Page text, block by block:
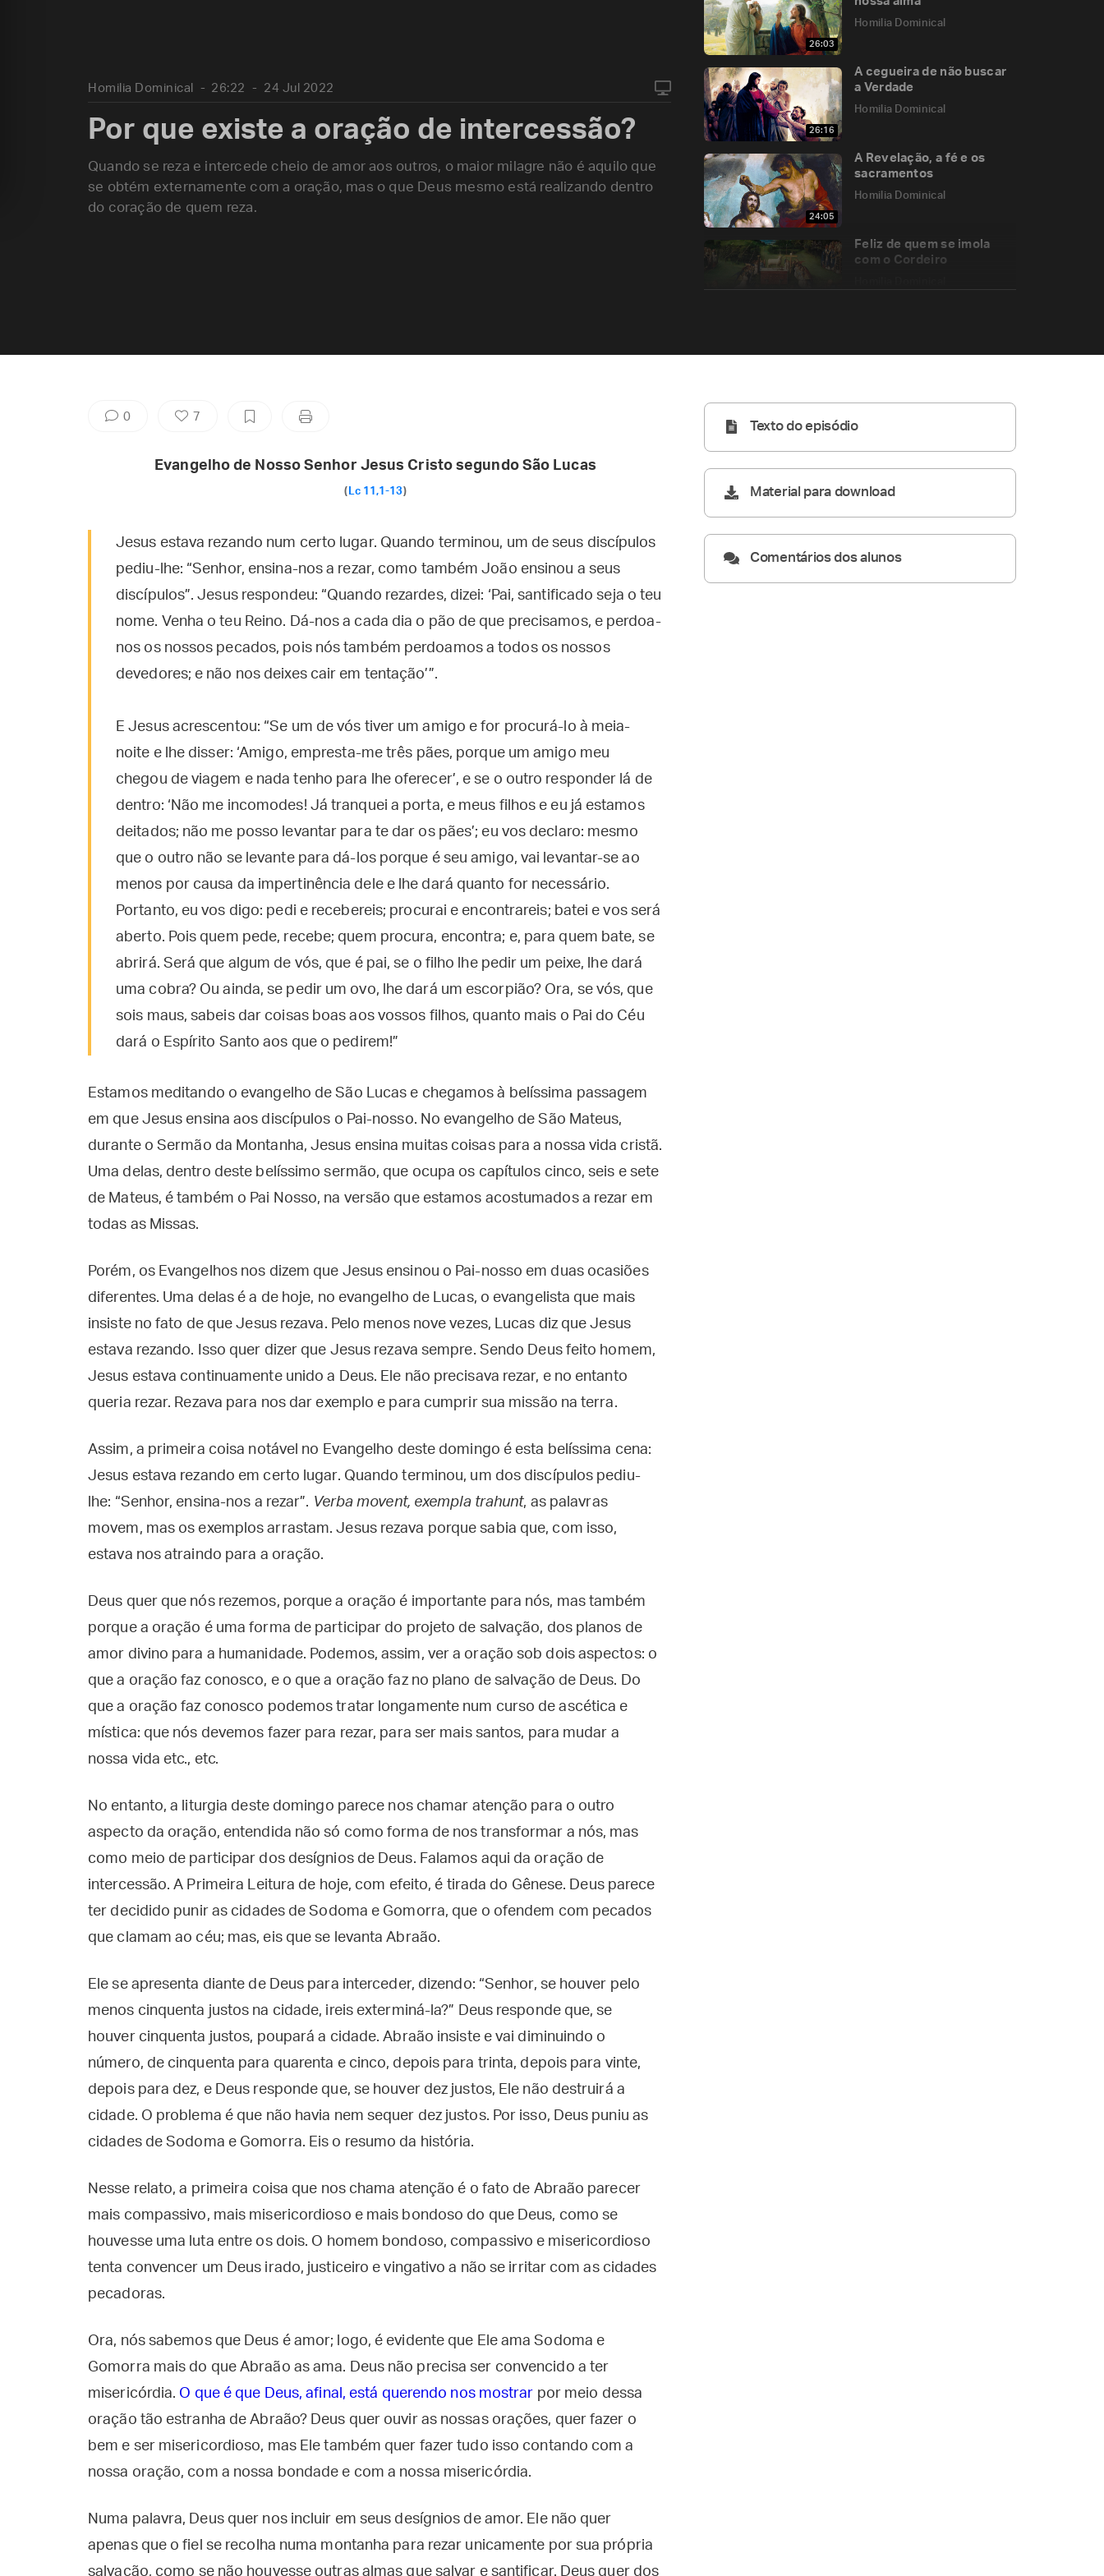
26:03
Homilia Dominical
26:16
A cegueira de não buscar
a Verdade
Homilia Dominical
24:05
A Revelação, a fé e os
sacramentos
Homilia Dominical
Feliz de quem se imola
com o Cordeiro
Homilia Dominical
Homilia Dominical 26:22 24 Jul 2022
Por que existe a oração de intercessão?
Quando se reza e intercede cheio de amor aos outros, o maior milagre não é aquilo que
se obtém externamente com a oração, mas o que Deus mesmo está realizando dentro
do coração de quem reza.
0 7
Evangelho de Nosso Senhor Jesus Cristo segundo São Lucas
( Lc 11,1-13)
Jesus estava rezando num certo lugar. Quando terminou, um de seus discípulos
pediu-lhe: “Senhor, ensina-nos a rezar, como também João ensinou a seus
discípulos”. Jesus respondeu: “Quando rezardes, dizei: ‘Pai, santificado seja o teu
nome. Venha o teu Reino. Dá-nos a cada dia o pão de que precisamos, e perdoa-
nos os nossos pecados, pois nós também perdoamos a todos os nossos
devedores; e não nos deixes cair em tentação’”.
E Jesus acrescentou: “Se um de vós tiver um amigo e for procurá-lo à meia-
noite e lhe disser: ‘Amigo, empresta-me três pães, porque um amigo meu
chegou de viagem e nada tenho para lhe oferecer’, e se o outro responder lá de
dentro: ‘Não me incomodes! Já tranquei a porta, e meus filhos e eu já estamos
deitados; não me posso levantar para te dar os pães’; eu vos declaro: mesmo
que o outro não se levante para dá-los porque é seu amigo, vai levantar-se ao
menos por causa da impertinência dele e lhe dará quanto for necessário.
Portanto, eu vos digo: pedi e recebereis; procurai e encontrareis; batei e vos será
aberto. Pois quem pede, recebe; quem procura, encontra; e, para quem bate, se
abrirá. Será que algum de vós, que é pai, se o filho lhe pedir um peixe, lhe dará
uma cobra? Ou ainda, se pedir um ovo, lhe dará um escorpião? Ora, se vós, que
sois maus, sabeis dar coisas boas aos vossos filhos, quanto mais o Pai do Céu
dará o Espírito Santo aos que o pedirem!”
Estamos meditando o evangelho de São Lucas e chegamos à belíssima passagem
em que Jesus ensina aos discípulos o Pai-nosso. No evangelho de São Mateus,
durante o Sermão da Montanha, Jesus ensina muitas coisas para a nossa vida cristã.
Uma delas, dentro deste belíssimo sermão, que ocupa os capítulos cinco, seis e sete
de Mateus, é também o Pai Nosso, na versão que estamos acostumados a rezar em
todas as Missas.
Porém, os Evangelhos nos dizem que Jesus ensinou o Pai-nosso em duas ocasiões
diferentes. Uma delas é a de hoje, no evangelho de Lucas, o evangelista que mais
insiste no fato de que Jesus rezava. Pelo menos nove vezes, Lucas diz que Jesus
estava rezando. Isso quer dizer que Jesus rezava sempre. Sendo Deus feito homem,
Jesus estava continuamente unido a Deus. Ele não precisava rezar, e no entanto
queria rezar. Rezava para nos dar exemplo e para cumprir sua missão na terra.
Assim, a primeira coisa notável no Evangelho deste domingo é esta belíssima cena:
Jesus estava rezando em certo lugar. Quando terminou, um dos discípulos pediu-
lhe: “Senhor, ensina-nos a rezar”. Verba movent, exempla trahunt, as palavras
movem, mas os exemplos arrastam. Jesus rezava porque sabia que, com isso,
estava nos atraindo para a oração.
Deus quer que nós rezemos, porque a oração é importante para nós, mas também
porque a oração é uma forma de participar do projeto de salvação, dos planos de
amor divino para a humanidade. Podemos, assim, ver a oração sob dois aspectos: o
que a oração faz conosco, e o que a oração faz no plano de salvação de Deus. Do
que a oração faz conosco podemos tratar longamente num curso de ascética e
mística: que nós devemos fazer para rezar, para ser mais santos, para mudar a
nossa vida etc., etc.
No entanto, a liturgia deste domingo parece nos chamar atenção para o outro
aspecto da oração, entendida não só como forma de nos transformar a nós, mas
como meio de participar dos desígnios de Deus. Falamos aqui da oração de
intercessão. A Primeira Leitura de hoje, com efeito, é tirada do Gênese. Deus parece
ter decidido punir as cidades de Sodoma e Gomorra, que o ofendem com pecados
que clamam ao céu; mas, eis que se levanta Abraão.
Ele se apresenta diante de Deus para interceder, dizendo: “Senhor, se houver pelo
menos cinquenta justos na cidade, ireis exterminá-la?” Deus responde que, se
houver cinquenta justos, poupará a cidade. Abraão insiste e vai diminuindo o
número, de cinquenta para quarenta e cinco, depois para trinta, depois para vinte,
depois para dez, e Deus responde que, se houver dez justos, Ele não destruirá a
cidade. O problema é que não havia nem sequer dez justos. Por isso, Deus puniu as
cidades de Sodoma e Gomorra. Eis o resumo da história.
Nesse relato, a primeira coisa que nos chama atenção é o fato de Abraão parecer
mais compassivo, mais misericordioso e mais bondoso do que Deus, como se
houvesse uma luta entre os dois. O homem bondoso, compassivo e misericordioso
tenta convencer um Deus irado, justiceiro e vingativo a não se irritar com as cidades
pecadoras.
Ora, nós sabemos que Deus é amor; logo, é evidente que Ele ama Sodoma e
Gomorra mais do que Abraão as ama. Deus não precisa ser convencido a ter
misericórdia. O que é que Deus, afinal, está querendo nos mostrar por meio dessa
oração tão estranha de Abraão? Deus quer ouvir as nossas orações, quer fazer o
bem e ser misericordioso, mas Ele também quer fazer tudo isso contando com a
nossa oração, com a nossa bondade e com a nossa misericórdia.
Numa palavra, Deus quer nos incluir em seus desígnios de amor. Ele não quer
apenas que o fiel se recolha numa montanha para rezar unicamente por sua própria
salvação, como se não houvesse outras almas que salvar e santificar. Deus quer dos
Texto do episódio
Material para download
Comentários dos alunos